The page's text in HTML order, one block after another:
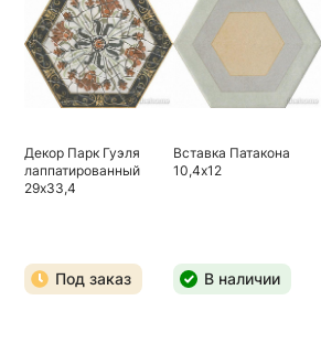
Декор Парк Гуэля
лаппатированный
29х33,4
Под заказ
Вставка Патакона
10,4х12
В наличии